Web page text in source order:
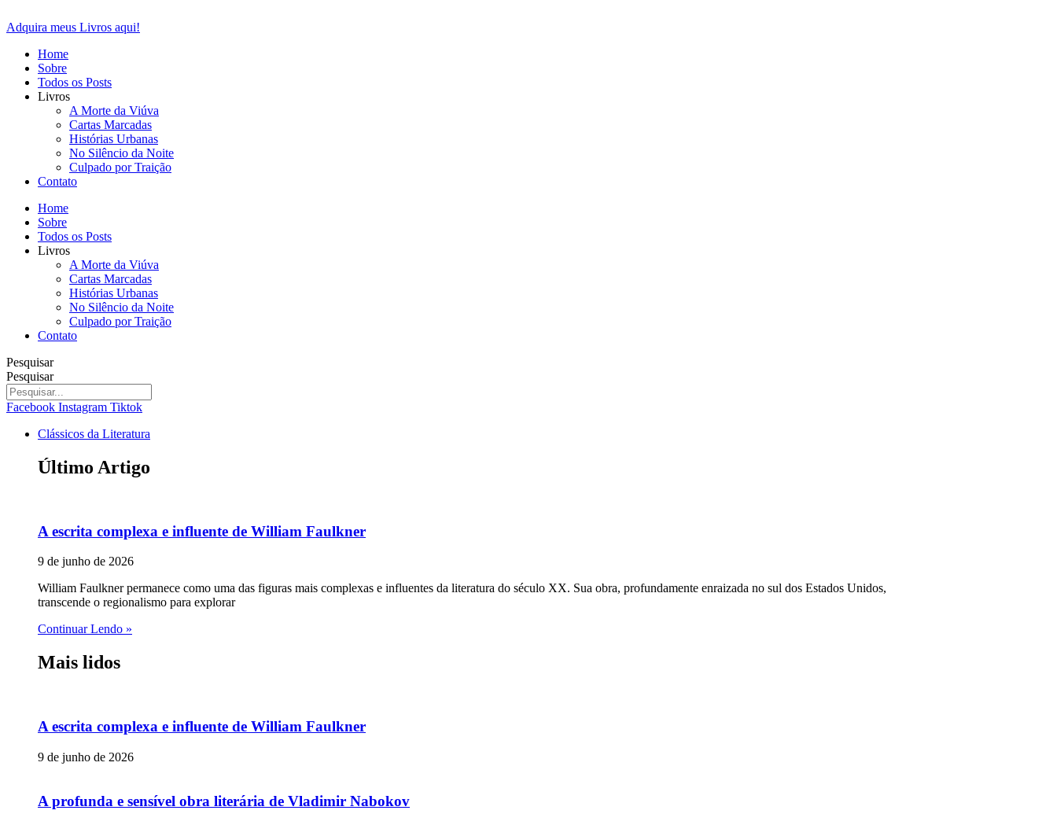
para
conteúdo
Adquira meus Livros aqui!
Home
Sobre
Todos os Posts
Livros
A Morte da Viúva
Cartas Marcadas
Histórias Urbanas
No Silêncio da Noite
Culpado por Traição
Contato
Home
Sobre
Todos os Posts
Livros
A Morte da Viúva
Cartas Marcadas
Histórias Urbanas
No Silêncio da Noite
Culpado por Traição
Contato
Pesquisar
Pesquisar
Facebook Instagram Tiktok
Clássicos da Literatura
Último Artigo
A escrita complexa e influente de William Faulkner
9 de junho de 2026
William Faulkner permanece como uma das figuras mais complexas e influentes da literatura do século XX. Sua obra, profundamente enraizada no sul dos Estados Unidos,
transcende o regionalismo para explorar
Continuar Lendo »
Mais lidos
A escrita complexa e influente de William Faulkner
9 de junho de 2026
A profunda e sensível obra literária de Vladimir Nabokov